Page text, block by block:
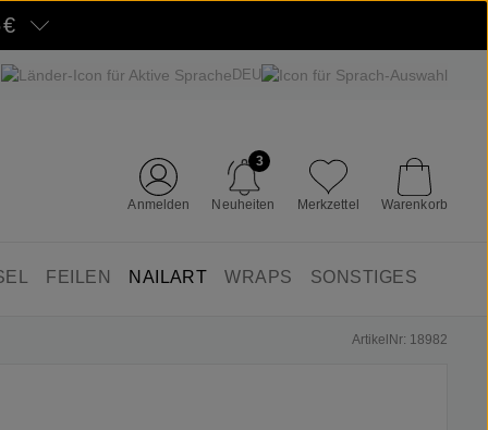
DEU
Anmelden Neuheiten
3
Merkzettel Warenkorb
FEILEN NAILART WRAPS SONSTIGES
ArtikelNr: 18982